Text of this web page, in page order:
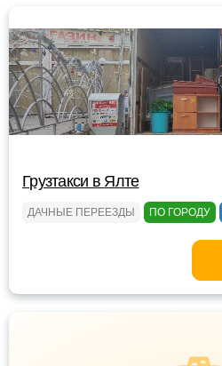
Грузтакси в Ялте
ДАЧНЫЕ ПЕРЕЕЗДЫ ПО ГОРОДУ